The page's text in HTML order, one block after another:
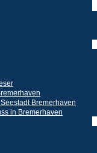
Bremerhaven
in Bremerhaven